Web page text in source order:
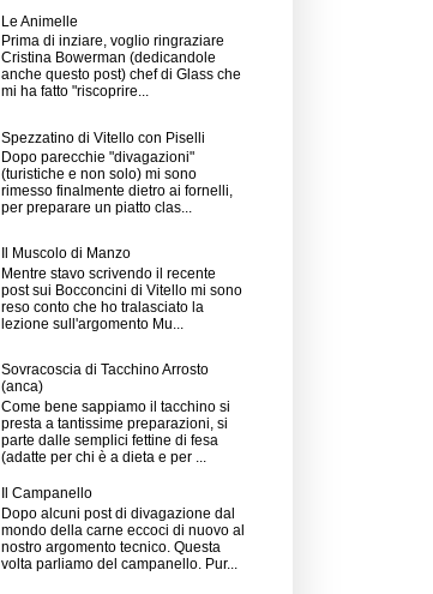
Le Animelle
Prima di inziare, voglio ringraziare
Cristina Bowerman (dedicandole
anche questo post) chef di Glass che
mi ha fatto "riscoprire...
Spezzatino di Vitello con Piselli
Dopo parecchie "divagazioni"
(turistiche e non solo) mi sono
rimesso finalmente dietro ai fornelli,
per preparare un piatto clas...
Il Muscolo di Manzo
Mentre stavo scrivendo il recente
post sui Bocconcini di Vitello mi sono
reso conto che ho tralasciato la
lezione sull'argomento Mu...
Sovracoscia di Tacchino Arrosto
(anca)
Come bene sappiamo il tacchino si
presta a tantissime preparazioni, si
parte dalle semplici fettine di fesa
(adatte per chi è a dieta e per ...
Il Campanello
Dopo alcuni post di divagazione dal
mondo della carne eccoci di nuovo al
nostro argomento tecnico. Questa
volta parliamo del campanello. Pur...